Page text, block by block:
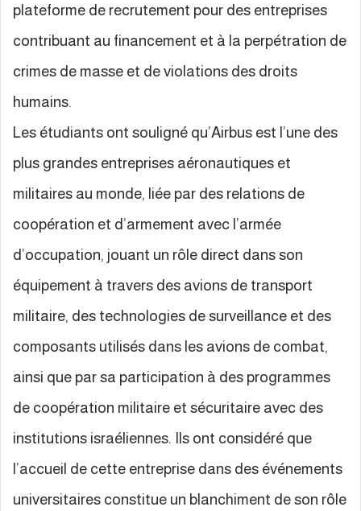
plateforme de recrutement pour des entreprises
contribuant au financement et à la perpétration de
crimes de masse et de violations des droits
humains.
Les étudiants ont souligné qu’Airbus est l’une des
plus grandes entreprises aéronautiques et
militaires au monde, liée par des relations de
coopération et d’armement avec l’armée
d’occupation, jouant un rôle direct dans son
équipement à travers des avions de transport
militaire, des technologies de surveillance et des
composants utilisés dans les avions de combat,
ainsi que par sa participation à des programmes
de coopération militaire et sécuritaire avec des
institutions israéliennes. Ils ont considéré que
l’accueil de cette entreprise dans des événements
universitaires constitue un blanchiment de son rôle